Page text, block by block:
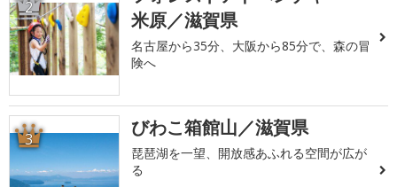
2
米原／滋賀県
名古屋から35分、大阪から85分で、森の冒
険へ
3 びわこ箱館山／滋賀県
琵琶湖を一望、開放感あふれる空間が広が
る